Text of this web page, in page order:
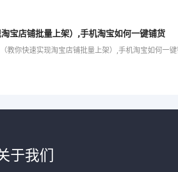
宝店铺批量上架）,手机淘宝如何一键铺货
于我们